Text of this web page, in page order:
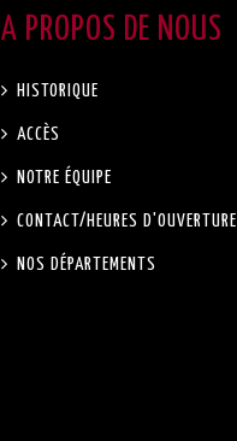
A PROPOS DE NOUS
HISTORIQUE
ACCÈS
NOTRE ÉQUIPE
CONTACT/HEURES D'OUVERTURE
NOS DÉPARTEMENTS